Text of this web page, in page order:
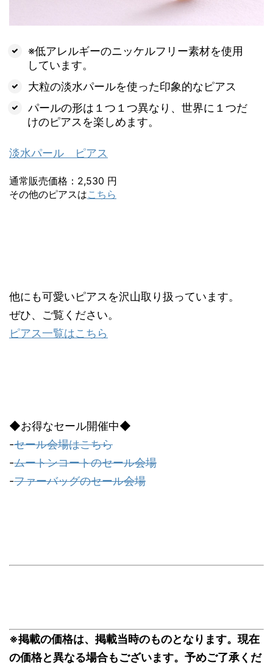
※低アレルギーのニッケルフリー素材を使用
しています。
大粒の淡水パールを使った印象的なピアス
パールの形は１つ１つ異なり、世界に１つだ
けのピアスを楽しめます。
淡水パール ピアス
通常販売価格：2,530 円
その他のピアスはこちら
他にも可愛いピアスを沢山取り扱っています。
ぜひ、ご覧ください。
ピアス一覧はこちら
◆お得なセール開催中◆
-セール会場はこちら
-ムートンコートのセール会場
-ファーバッグのセール会場
※掲載の価格は、掲載当時のものとなります。現在
の価格と異なる場合もございます。予めご了承くだ